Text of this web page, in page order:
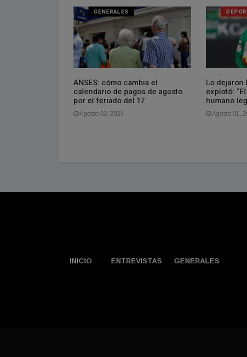
GENERALES
ANSES: cómo cambia el
calendario de pagos de agosto
por el feriado del 17
Agosto 03, 2026
Lo dejaron
explotó:
humano
Agosto 01,
INICIO ENTREVISTAS GENERALES